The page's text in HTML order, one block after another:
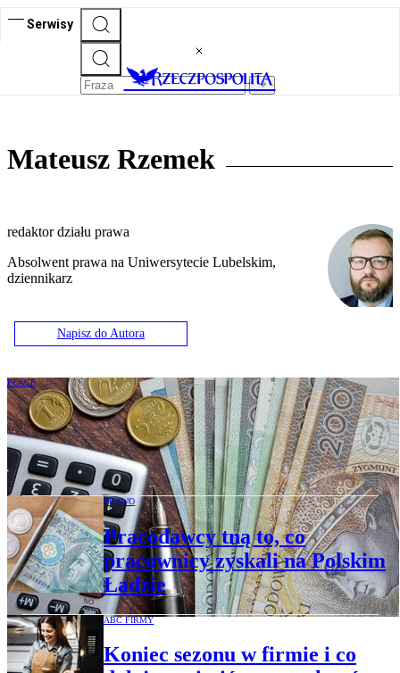
Serwisy
Mateusz Rzemek
redaktor działu prawa
Absolwent prawa na Uniwersytecie Lubelskim,
dziennikarz
Napisz do Autora
PŁACE
Monitor Wolnej Przedsiębiorczości o
wypowiadaniu przez firmy regulaminów
wynagradzania
PRAWO
Pracodawcy tną to, co
pracownicy zyskali na Polskim
Ładzie
ABC FIRMY
Koniec sezonu w firmie i co